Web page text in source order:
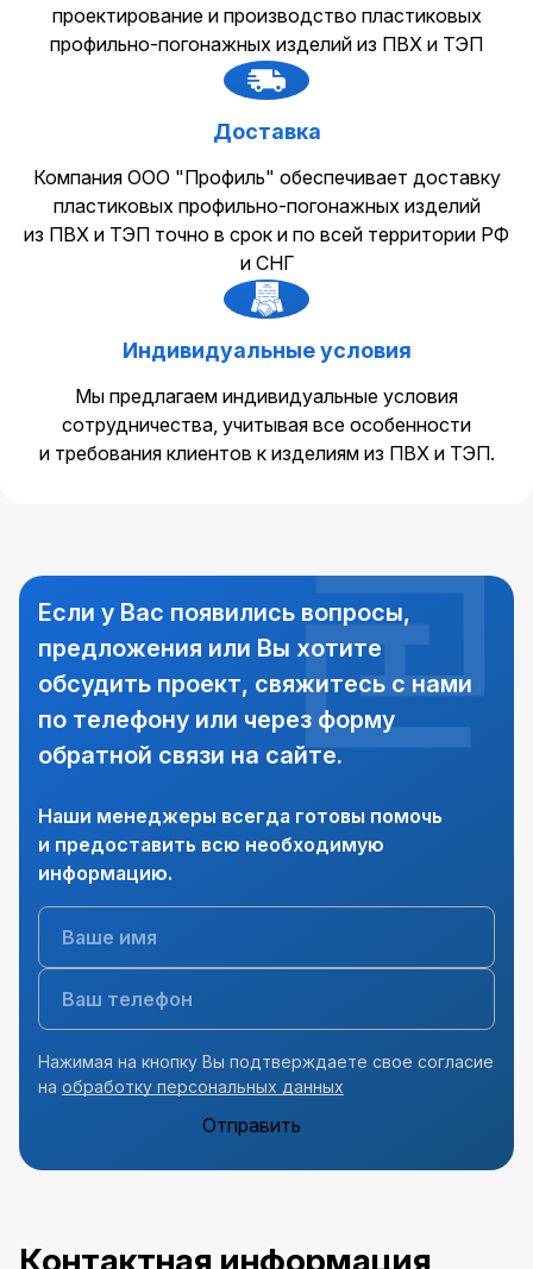
проектирование и производство пластиковых
профильно-погонажных изделий из ПВХ и ТЭП
Доставка
Компания ООО "Профиль" обеспечивает доставку
пластиковых профильно-погонажных изделий
из ПВХ и ТЭП точно в срок и по всей территории РФ
и СНГ
Индивидуальные условия
Мы предлагаем индивидуальные условия
сотрудничества, учитывая все особенности
и требования клиентов к изделиям из ПВХ и ТЭП.
Если у Вас появились вопросы,
предложения или Вы хотите
обсудить проект, свяжитесь с нами
по телефону или через форму
обратной связи на сайте.
Наши менеджеры всегда готовы помочь
и предоставить всю необходимую
информацию.
Отправить
Нажимая на кнопку Вы подтверждаете свое согласие
на обработку персональных данных
Контактная информация